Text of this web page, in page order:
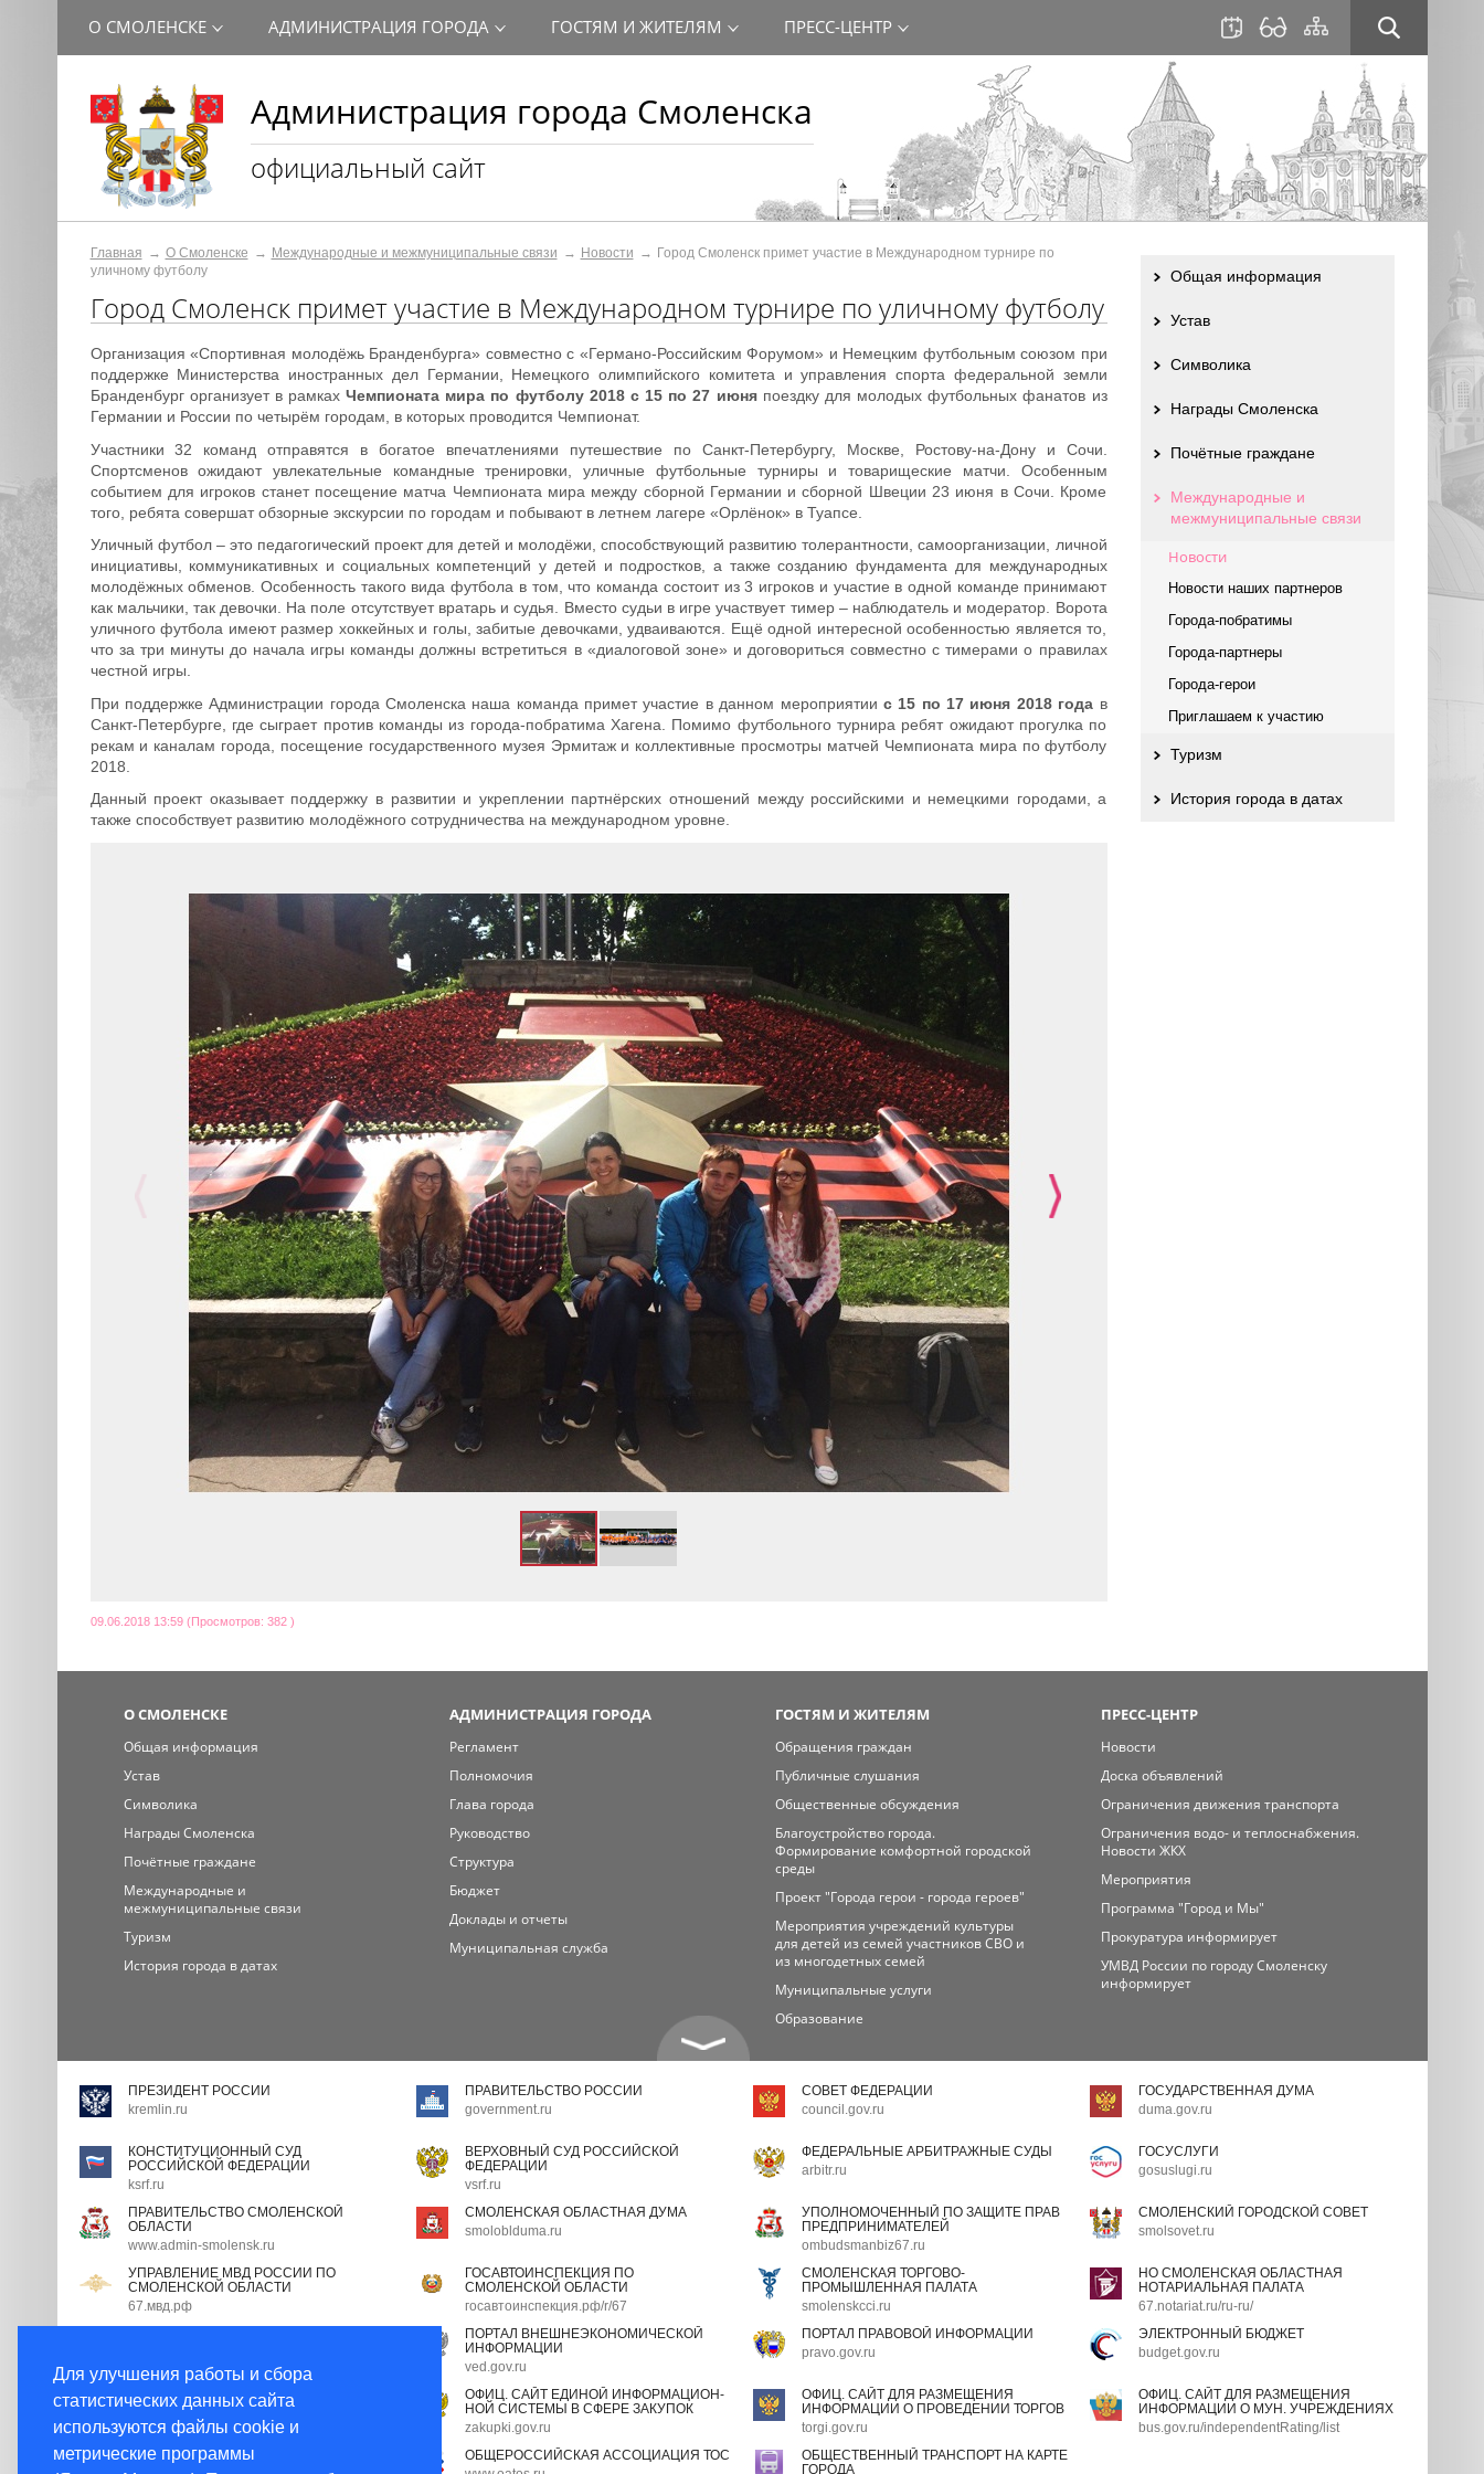
Для улучшения работы и сбора
статистических данных сайта
используются файлы cookie и
метрические программы
Администрация города Смоленска
официальный сайт
О СМОЛЕНСКЕ АДМИНИСТРАЦИЯ ГОРОДА ГОСТЯМ И ЖИТЕЛЯМ ПРЕСС-ЦЕНТР
Главная О Смоленске Международные и межмуниципальные связи Новости
Город Смоленск примет участие в Международном турнире по
уличному футболу
Город Смоленск примет участие в Международном турнире по уличному футболу
Организация «Спортивная молодёжь Бранденбурга» совместно с «Германо-Российским Форумом» и Немецким футбольным союзом при
поддержке Министерства иностранных дел Германии, Немецкого олимпийского комитета и управления спорта федеральной земли
Бранденбург организует в рамкахЧемпионата мира по футболу 2018 с 15 по 27 июняпоездку для молодых футбольных фанатов из
Германии и России по четырём городам, в которых проводится Чемпионат.
Участники 32 команд отправятся в богатое впечатлениями путешествие по Санкт-Петербургу, Москве, Ростову-на-Дону и Сочи.
Спортсменов ожидают увлекательные командные тренировки, уличные футбольные турниры и товарищеские матчи. Особенным
событием для игроков станет посещение матча Чемпионата мира между сборной Германии и сборной Швеции 23 июня в Сочи. Кроме
того, ребята совершат обзорные экскурсии по городам и побывают в летнем лагере «Орлёнок» в Туапсе.
Уличный футбол – это педагогический проект для детей и молодёжи, способствующий развитию толерантности, самоорганизации, личной
инициативы, коммуникативных и социальных компетенций у детей и подростков, а также созданию фундамента для международных
молодёжных обменов. Особенность такого вида футбола в том, что команда состоит из 3 игроков и участие в одной команде принимают
как мальчики, так девочки. На поле отсутствует вратарь и судья. Вместо судьи в игре участвует тимер – наблюдатель и модератор. Ворота
уличного футбола имеют размер хоккейных и голы, забитые девочками, удваиваются. Ещё одной интересной особенностью является то,
что за три минуты до начала игры команды должны встретиться в «диалоговой зоне» и договориться совместно с тимерами о правилах
честной игры.
При поддержке Администрации города Смоленска наша команда примет участие в данном мероприятии с 15 по 17 июня 2018 года в
Санкт-Петербурге, где сыграет против команды из города-побратима Хагена. Помимо футбольного турнира ребят ожидают прогулка по
рекам и каналам города, посещение государственного музея Эрмитаж и коллективные просмотры матчей Чемпионата мира по футболу
2018.
Данный проект оказывает поддержку в развитии и укреплении партнёрских отношений между российскими и немецкими городами, а
также способствует развитию молодёжного сотрудничества на международном уровне.
09.06.2018 13:59 (Просмотров: 382 )
Общая информация
Устав
Символика
Награды Смоленска
Почётные граждане
Международные и
межмуниципальные связи
Новости
Новости наших партнеров
Города-побратимы
Города-партнеры
Города-герои
Приглашаем к участию
Туризм
История города в датах
О СМОЛЕНСКЕ
Общая информация
Устав
Символика
Награды Смоленска
Почётные граждане
Международные и
межмуниципальные связи
Туризм
История города в датах
АДМИНИСТРАЦИЯ ГОРОДА
Регламент
Полномочия
Глава города
Руководство
Структура
Бюджет
Доклады и отчеты
Муниципальная служба
ГОСТЯМ И ЖИТЕЛЯМ
Обращения граждан
Публичные слушания
Общественные обсуждения
Благоустройство города.
Формирование комфортной городской
среды
Проект "Города герои - города героев"
Мероприятия учреждений культуры
для детей из семей участников СВО и
из многодетных семей
Муниципальные услуги
Образование
ПРЕСС-ЦЕНТР
Новости
Доска объявлений
Ограничения движения транспорта
Ограничения водо- и теплоснабжения.
Новости ЖКХ
Мероприятия
Программа "Город и Мы"
Прокуратура информирует
УМВД России по городу Смоленску
информирует
ПРЕЗИДЕНТ РОССИИ
kremlin.ru
ПРАВИТЕЛЬСТВО РОССИИ
government.ru
СОВЕТ ФЕДЕРАЦИИ
council.gov.ru
ГОСУДАРСТВЕННАЯ ДУМА
duma.gov.ru
КОНСТИТУЦИОННЫЙ СУД
РОССИЙСКОЙ ФЕДЕРАЦИИ
ksrf.ru
ВЕРХОВНЫЙ СУД РОССИЙСКОЙ
ФЕДЕРАЦИИ
vsrf.ru
ФЕДЕРАЛЬНЫЕ АРБИТРАЖНЫЕ СУДЫ
arbitr.ru
ГОСУСЛУГИ
gosuslugi.ru
ПРАВИТЕЛЬСТВО СМОЛЕНСКОЙ
ОБЛАСТИ
www.admin-smolensk.ru
СМОЛЕНСКАЯ ОБЛАСТНАЯ ДУМА
smoloblduma.ru
УПОЛНОМОЧЕННЫЙ ПО ЗАЩИТЕ ПРАВ
ПРЕДПРИНИМАТЕЛЕЙ
ombudsmanbiz67.ru
СМОЛЕНСКИЙ ГОРОДСКОЙ СОВЕТ
smolsovet.ru
УПРАВЛЕНИЕ МВД РОССИИ ПО
СМОЛЕНСКОЙ ОБЛАСТИ
67.мвд.рф
ГОСАВТОИНСПЕКЦИЯ ПО
СМОЛЕНСКОЙ ОБЛАСТИ
госавтоинспекция.рф/r/67
СМОЛЕНСКАЯ ТОРГОВО-
ПРОМЫШЛЕННАЯ ПАЛАТА
smolenskcci.ru
НО СМОЛЕНСКАЯ ОБЛАСТНАЯ
НОТАРИАЛЬНАЯ ПАЛАТА
67.notariat.ru/ru-ru/
gossluzhba.gov.ru
ПОРТАЛ ВНЕШНЕЭКОНОМИЧЕСКОЙ
ИНФОРМАЦИИ
ved.gov.ru
ПОРТАЛ ПРАВОВОЙ ИНФОРМАЦИИ
pravo.gov.ru
ЭЛЕКТРОННЫЙ БЮДЖЕТ
budget.gov.ru
ЭКСПЕРТНЫЙ СОВЕТ ПРИ
ПРАВИТЕЛЬСТВЕ РФ
open.gov.ru
ОФИЦ. САЙТ ЕДИНОЙ ИНФОРМАЦИОН-
НОЙ СИСТЕМЫ В СФЕРЕ ЗАКУПОК
zakupki.gov.ru
ОФИЦ. САЙТ ДЛЯ РАЗМЕЩЕНИЯ
ИНФОРМАЦИИ О ПРОВЕДЕНИИ ТОРГОВ
torgi.gov.ru
ОФИЦ. САЙТ ДЛЯ РАЗМЕЩЕНИЯ
ИНФОРМАЦИИ О МУН. УЧРЕЖДЕНИЯХ
bus.gov.ru/independentRating/list
НОРМАТИВНЫЕ ПРАВОВЫЕ АКТЫ В
ОБЩЕРОССИЙСКАЯ АССОЦИАЦИЯ ТОС
ОБЩЕСТВЕННЫЙ ТРАНСПОРТ НА КАРТЕ
ГОРОДА